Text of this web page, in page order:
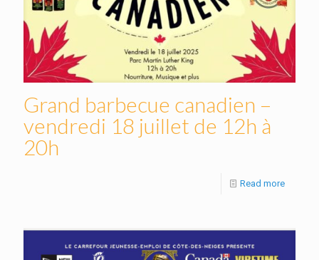
Grand barbecue canadien –
vendredi 18 juillet de 12h à
20h
Read more